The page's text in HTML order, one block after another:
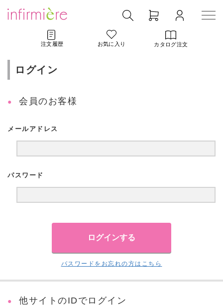
注文履歴 お気に入り カタログ注文
ログイン
会員のお客様
メールアドレス
パスワード
パスワードをお忘れの方はこちら
他サイトのIDでログイン